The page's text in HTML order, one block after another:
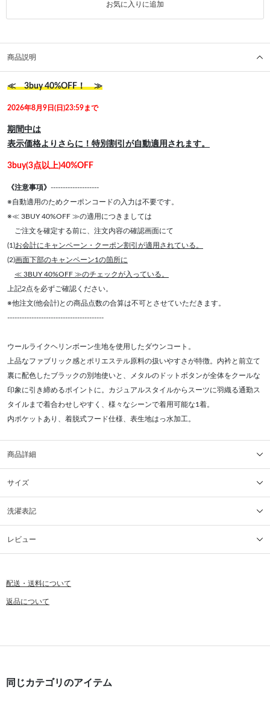
お気に入りに追加
商品説明
≪ 3buy 40%OFF！ ≫
2026年8月9日(日)23:59まで
期間中は
表示価格よりさらに！特別割引が自動適用されます。
3buy(3点以上)40%OFF
《注意事項》 --------------------
※自動適用のためクーポンコードの入力は不要です。
※≪ 3BUY 40%OFF ≫の適用につきましては
ご注文を確定する前に、注文内容の確認画面にて
(1)お会計にキャンペーン・クーポン割引が適用されている。
(2)画面下部のキャンペーン1の箇所に
≪ 3BUY 40%OFF ≫のチェックが入っている。
上記2点を必ずご確認ください。
※他注文(他会計)との商品点数の合算は不可とさせていただきます。
----------------------------------------
ウールライクヘリンボーン生地を使用したダウンコート。
上品なファブリック感とポリエステル原料の扱いやすさが特徴。内衿と前立て
裏に配色したブラックの別地使いと、メタルのドットボタンが全体をクールな
印象に引き締めるポイントに。カジュアルスタイルからスーツに羽織る通勤ス
タイルまで着合わせしやすく、様々なシーンで着用可能な1着。
内ポケットあり、着脱式フード仕様、表生地はっ水加工。
商品詳細
サイズ
洗濯表記
レビュー
配送・送料について
返品について
同じカテゴリのアイテム